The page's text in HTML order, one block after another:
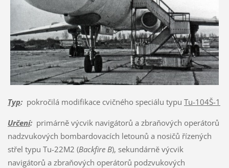
Typ:pokročilá modifikace cvičného speciálu typu Tu-104Š-1
Určení:primárně výcvik navigátorů a zbraňových operátorů
nadzvukových bombardovacích letounů a nosičů řízených
střel typu Tu-22M2 (Backfire B), sekundárně výcvik
navigátorů a zbraňových operátorů podzvukových